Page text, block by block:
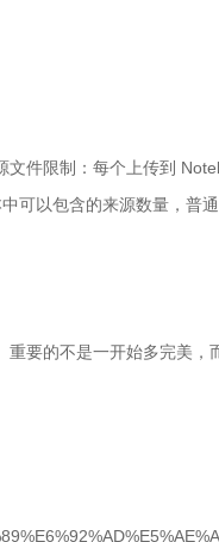
件限制：每个上传到
可以包含的来源数量，普通
要的不是一开始多完美，